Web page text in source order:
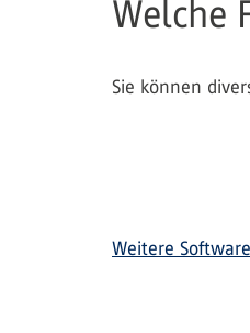
Welche
Sie können
Weitere